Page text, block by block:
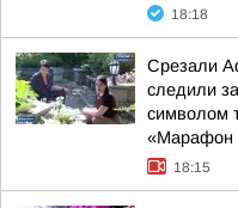
18:18
Срезали
следили
символом
«Марафон
18:15